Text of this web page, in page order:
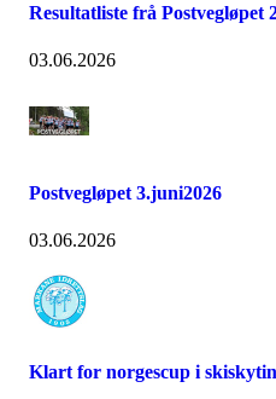
Resultatliste frå Postvegløpet
03.06.2026
Postvegløpet 3.juni2026
03.06.2026
Klart for norgescup i